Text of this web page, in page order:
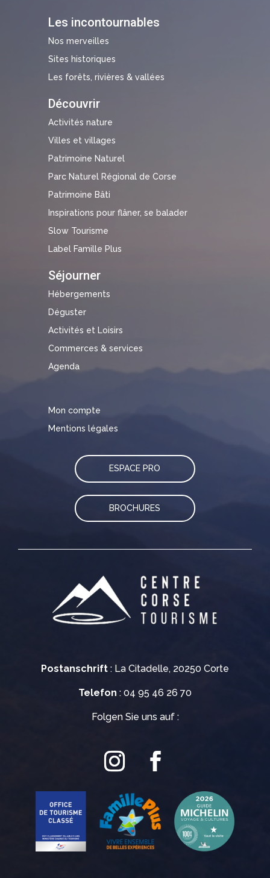
Postanschrift : La Citadelle, 20250 Corte
Telefon : 04 95 46 26 70
Folgen Sie uns auf :
Les incontournables
Nos merveilles
Sites historiques
Les forêts, rivières & vallées
Découvrir
Activités nature
Villes et villages
Patrimoine Naturel
Parc Naturel Régional de Corse
Patrimoine Bâti
Inspirations pour flâner, se balader
Slow Tourisme
Label Famille Plus
Séjourner
Hébergements
Déguster
Activités et Loisirs
Commerces & services
Agenda
Mon compte
Mentions légales
ESPACE PRO
BROCHURES